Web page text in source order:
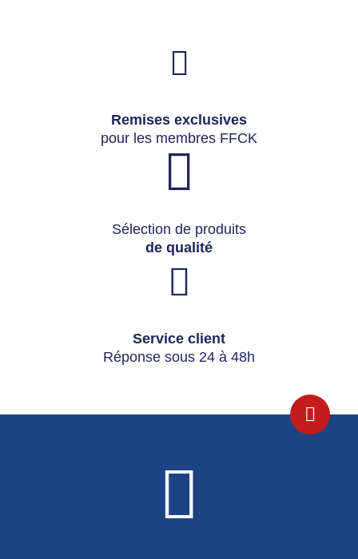
Remises exclusives
pour les membres FFCK
Sélection de produits
de qualité
Service client
Réponse sous 24 à 48h